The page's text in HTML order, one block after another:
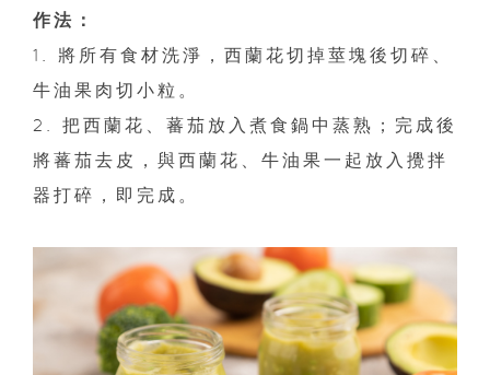
作法：
1. 將所有食材洗淨，西蘭花切掉莖塊後切碎、
牛油果肉切小粒。
2. 把西蘭花、蕃茄放入煮食鍋中蒸熟；完成後
將蕃茄去皮，與西蘭花、牛油果一起放入攪拌
器打碎，即完成。